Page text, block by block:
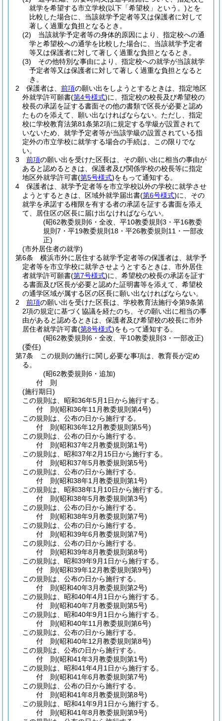
就学を希望する市立学校(以下「希望校」という。)とを
比較した場合に、当該就学予定者等又は保護者に対して
著しく過重な負担となるとき。
(2)
当該就学予定者等の身体的原因により、指定校への通
学と希望校への通学を比較した場合に、当該就学予定者
等又は保護者に対して著しく過重な負担となるとき。
(3)
その他特別な事由により、指定校への就学が当該就学
予定者等又は保護者に対して著しく過重な負担となると
き。
2
保護者は、 前項の願い出をしようとするときは、指定地区
外就学許可願書(第4号様式)に、指定校の校長及び希望校の
校長の承諾を証する書面その他の書類で区長が必要と認め
たものを添えて、願い出なければならない。 ただし、指定
校に学校教育法第81条第2項に規定する学級が設置されて
いないため、就学予定者等が当該学級の設置されている指
定外の市立学校に就学する場合の手続は、この限りでな
い。
3
前項の願い出を受けた区長は、その願い出に相当の事由が
あると認めるときは、保護者及び関係学校の校長等に指定
地区外就学許可書(第5号様式)をもって通知する。
4
保護者は、就学予定者等を市立学校以外の学校に就学させ
ようとするときは、区域外就学届出書(第6号様式)に、その
就学を承諾する権限を有する者の承諾を証する書面を添え
て、居住区の区長に届け出なければならない。
(昭62教委規則6・全改、平10教委規則3・平16教委
規則7・平19教委規則18・平26教委規則11・一部改
正)
(市外居住者の就学)
第6条
横浜市外に居住する就学予定者等の保護者は、就学予
定者等を市立学校に就学させようとするときは、市外居住
者就学許可願書(第7号様式)に、希望校の校長の承諾を証す
る書面及び区長が必要と認めた証明書等を添えて、希望校
の通学区域が属する区の区長に願い出なければならない。
2
前項の願い出を受けた区長は、学校教育法施行令第9条第
2項の規定に基づく協議を経たのち、その願い出に相当の事
由があると認めるときは、保護者及び希望校の校長に市外
居住者就学許可書(第8号様式)をもって通知する。
(昭62教委規則6・全改、平10教委規則3・一部改正)
(委任)
第7条
この規則の施行に関し必要な事項は、教育長が定め
る。
(昭62教委規則6・追加)
付 則
(施行期日)
この規則は、昭和36年5月1日から施行する。
付 則(昭和36年11月教委規則第4号)
この規則は、公布の日から施行する。
付 則(昭和36年12月教委規則第5号)
この規則は、公布の日から施行する。
付 則(昭和37年2月教委規則第1号)
この規則は、昭和37年2月15日から施行する。
付 則(昭和37年5月教委規則第5号)
この規則は、公布の日から施行する。
付 則(昭和38年1月教委規則第1号)
この規則は、昭和38年1月10日から施行する。
付 則(昭和38年5月教委規則第3号)
この規則は、公布の日から施行する。
付 則(昭和38年9月教委規則第7号)
この規則は、公布の日から施行する。
付 則(昭和39年6月教委規則第7号)
この規則は、公布の日から施行する。
付 則(昭和39年8月教委規則第8号)
この規則は、昭和39年9月1日から施行する。
付 則(昭和39年12月教委規則第9号)
この規則は、公布の日から施行する。
付 則(昭和40年3月教委規則第2号)
この規則は、昭和40年4月1日から施行する。
付 則(昭和40年7月教委規則第5号)
この規則は、昭和40年9月1日から施行する。
付 則(昭和40年11月教委規則第6号)
この規則は、公布の日から施行する。
付 則(昭和40年12月教委規則第8号)
この規則は、公布の日から施行する。
付 則(昭和41年3月教委規則第1号)
この規則は、昭和41年4月1日から施行する。
付 則(昭和41年6月教委規則第7号)
この規則は、公布の日から施行する。
付 則(昭和41年8月教委規則第8号)
この規則は、昭和41年9月1日から施行する。
付 則(昭和41年8月教委規則第9号)